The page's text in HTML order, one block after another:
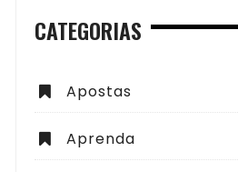
CATEGORIAS
Apostas
Aprenda